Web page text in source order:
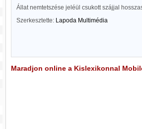
Állat nemtetszése jeléül csukott szájjal
Szerkesztette: Lapoda Multimédia
Maradjon online a Kislexikonnal